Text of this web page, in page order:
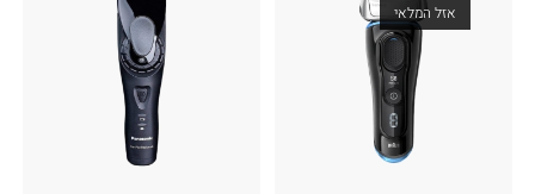
אזל המלאי